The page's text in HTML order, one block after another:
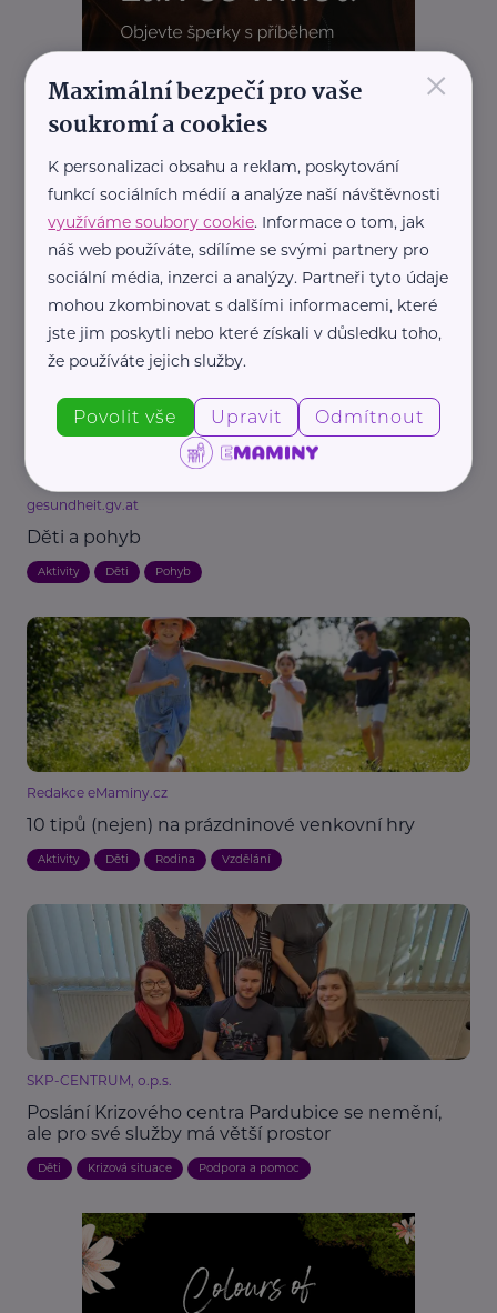
REKLAMA
Související články
gesundheit.gv.at
Děti a pohyb
Aktivity Děti Pohyb
Redakce eMaminy.cz
10 tipů (nejen) na prázdninové venkovní hry
Aktivity Děti Rodina Vzdělání
SKP-CENTRUM, o.p.s.
Poslání Krizového centra Pardubice se nemění,
ale pro své služby má větší prostor
Děti Krizová situace Podpora a pomoc
×
Maximální bezpečí pro vaše
soukromí a cookies
K personalizaci obsahu a reklam, poskytování
funkcí sociálních médií a analýze naší návštěvnosti
využíváme soubory cookie. Informace o tom, jak
náš web používáte, sdílíme se svými partnery pro
sociální média, inzerci a analýzy. Partneři tyto údaje
mohou zkombinovat s dalšími informacemi, které
jste jim poskytli nebo které získali v důsledku toho,
že používáte jejich služby.
Povolit vše Upravit Odmítnout